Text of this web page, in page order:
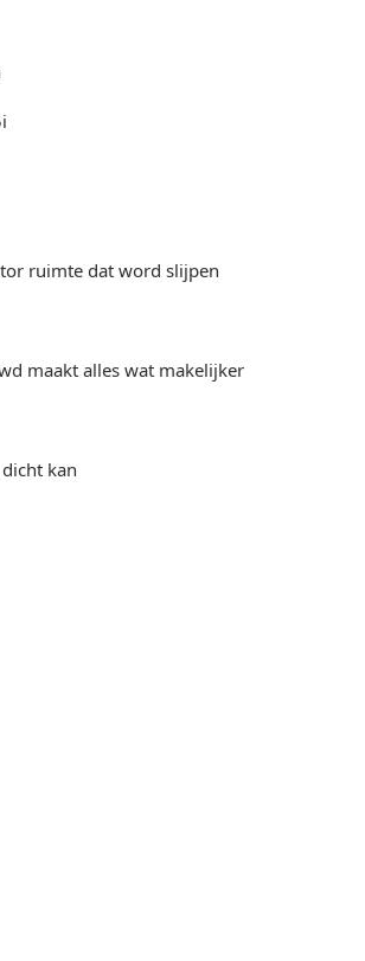
ruimte dat word slijpen
maakt alles wat makelijker
kan